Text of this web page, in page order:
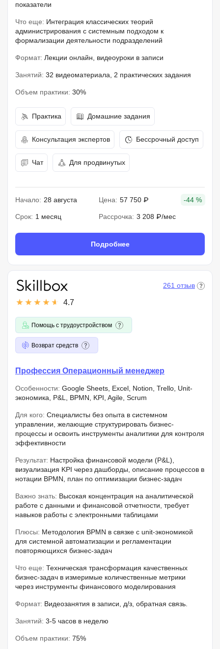
показатели
Что еще: Интеграция классических теорий
администрирования с системным подходом к
формализации деятельности подразделений
Формат: Лекции онлайн, видеоуроки в записи
Занятий: 32 видеоматериала, 2 практических задания
Объем практики: 30%
Практика Домашние задания
Консультация экспертов Бессрочный доступ
Чат Для продвинутых
Начало: 28 августа Цена: 57 750 ₽ -44 %
Срок: 1 месяц Рассрочка: 3 208 ₽/мес
Подробнее
4.7
261 отзыв
Помощь с трудоустройством
Возврат средств
Профессия Операционный менеджер
Особенности: Google Sheets, Excel, Notion, Trello, Unit-
экономика, P&L, BPMN, KPI, Agile, Scrum
Для кого: Специалисты без опыта в системном
управлении, желающие структурировать бизнес-
процессы и освоить инструменты аналитики для контроля
эффективности
Результат: Настройка финансовой модели (P&L),
визуализация KPI через дашборды, описание процессов в
нотации BPMN, план по оптимизации бизнес-задач
Важно знать: Высокая концентрация на аналитической
работе с данными и финансовой отчетности, требует
навыков работы с электронными таблицами
Плюсы: Методология BPMN в связке с unit-экономикой
для системной автоматизации и регламентации
повторяющихся бизнес-задач
Что еще: Техническая трансформация качественных
бизнес-задач в измеримые количественные метрики
через инструменты финансового моделирования
Формат: Видеозанятия в записи, д/з, обратная связь.
Занятий: 3-5 часов в неделю
Объем практики: 75%